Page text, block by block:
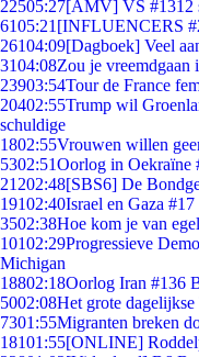
22505:27[AMV] VS #1312
6105:21 [INFLUENCERS
26104:09[Dagboek] Veel
3104:08Zou je vreemdgaan
23903:54Tour de France
20402:55Trump wil
schuldige
1802:55Vrouwen willen
5302:51Oorlog in Oekraïne
21202:48[SBS6] De
19102:40Israel en Gaza #17
3502:38Hoe kom je van
10102:29Progressieve
Michigan
18802:18Oorlog Iran #136
5002:08Het grote
7301:55Migranten breken
18101:55[ONLINE]